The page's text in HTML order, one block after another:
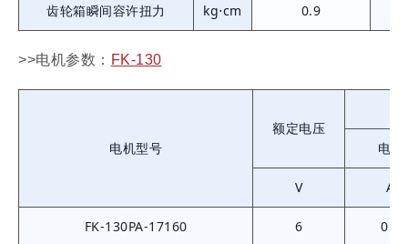
齿轮箱瞬间容许扭力 kg⋅cm 0.9
>>电机参数： FK-130
电机型号
额定电压
电流
V A
FK-130PA-17160 6 0.1